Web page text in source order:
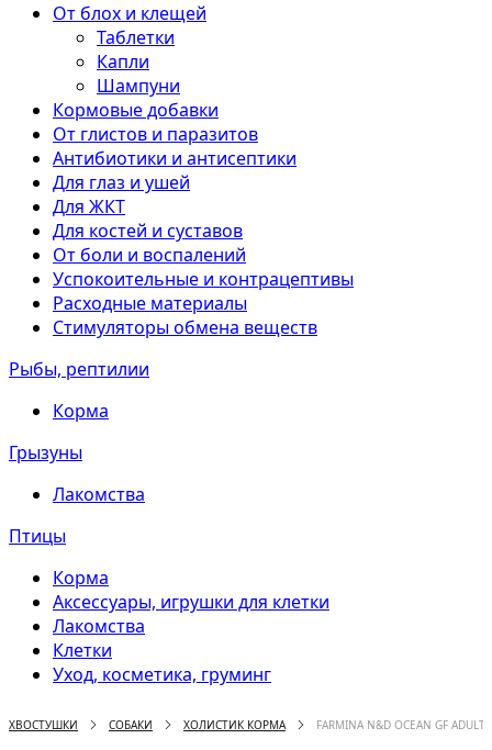
От блох и клещей
Таблетки
Капли
Шампуни
Кормовые добавки
От глистов и паразитов
Антибиотики и антисептики
Для глаз и ушей
Для ЖКТ
Для костей и суставов
От боли и воспалений
Успокоительные и контрацептивы
Расходные материалы
Стимуляторы обмена веществ
Рыбы, рептилии
Корма
Грызуны
Лакомства
Птицы
Корма
Аксессуары, игрушки для клетки
Лакомства
Клетки
Уход, косметика, груминг
ХВОСТУШКИ СОБАКИ ХОЛИСТИК КОРМА FARMINA N&D OCEAN GF